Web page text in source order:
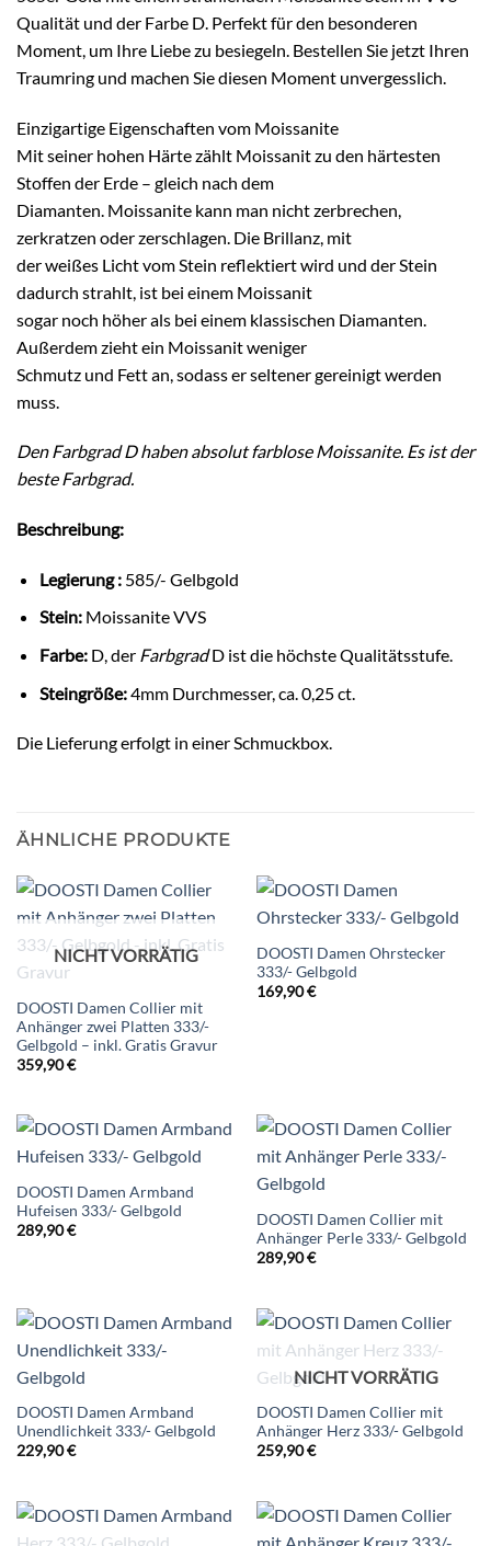
Qualität und der Farbe D. Perfekt für den besonderen
Moment, um Ihre Liebe zu besiegeln. Bestellen Sie jetzt Ihren
Traumring und machen Sie diesen Moment unvergesslich.
Einzigartige Eigenschaften vom Moissanite
Mit seiner hohen Härte zählt Moissanit zu den härtesten
Stoffen der Erde – gleich nach dem
Diamanten. Moissanite kann man nicht zerbrechen,
zerkratzen oder zerschlagen. Die Brillanz, mit
der weißes Licht vom Stein reflektiert wird und der Stein
dadurch strahlt, ist bei einem Moissanit
sogar noch höher als bei einem klassischen Diamanten.
Außerdem zieht ein Moissanit weniger
Schmutz und Fett an, sodass er seltener gereinigt werden
muss.
Den Farbgrad D haben absolut farblose Moissanite. Es ist der
beste Farbgrad.
Beschreibung:
Legierung :585/- Gelbgold
Stein:Moissanite VVS
Farbe: D, der FarbgradD ist die höchste Qualitätsstufe.
Steingröße:4mm Durchmesser, ca. 0,25 ct.
Die Lieferung erfolgt in einer Schmuckbox.
ÄHNLICHE PRODUKTE
NICHT VORRÄTIG
DOOSTI Damen Collier mit
Anhänger zwei Platten 333/-
Gelbgold – inkl. Gratis Gravur
359,90€
DOOSTI Damen Ohrstecker
333/- Gelbgold
169,90€
DOOSTI Damen Armband
Hufeisen 333/- Gelbgold
289,90€
DOOSTI Damen Collier mit
Anhänger Perle 333/- Gelbgold
289,90€
DOOSTI Damen Armband
Unendlichkeit 333/- Gelbgold
229,90€
NICHT VORRÄTIG
DOOSTI Damen Collier mit
Anhänger Herz 333/- Gelbgold
259,90€